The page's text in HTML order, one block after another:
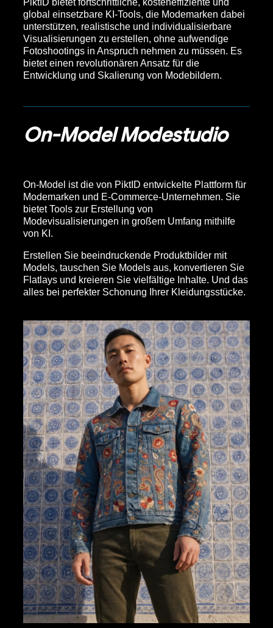
global einsetzbare KI-Tools, die Modemarken dabei
unterstützen, realistische und individualisierbare
Visualisierungen zu erstellen, ohne aufwendige
Fotoshootings in Anspruch nehmen zu müssen. Es
bietet einen revolutionären Ansatz für die
Entwicklung und Skalierung von Modebildern.
On-Model Modestudio
On-Model ist die von PiktID entwickelte Plattform für
Modemarken und E-Commerce-Unternehmen. Sie
bietet Tools zur Erstellung von
Modevisualisierungen in großem Umfang mithilfe
von KI.
Erstellen Sie beeindruckende Produktbilder mit
Models, tauschen Sie Models aus, konvertieren Sie
Flatlays und kreieren Sie vielfältige Inhalte. Und das
alles bei perfekter Schonung Ihrer Kleidungsstücke.